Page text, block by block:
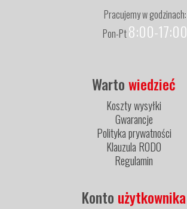
Pracujemy w godzinach:
Pon-Pt8:00-17:00
Wartowiedzieć
Koszty wysyłki
Gwarancje
Polityka prywatności
Klauzula RODO
Regulamin
Konto użytkownika